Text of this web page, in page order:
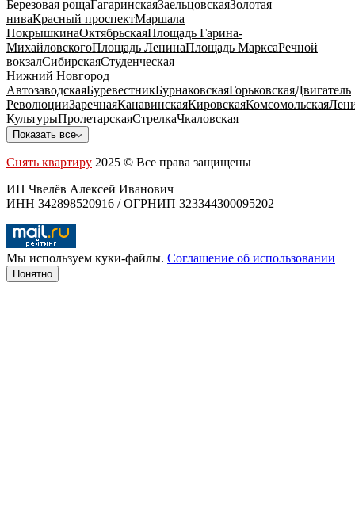
Березовая рощаГагаринскаяЗаельцовскаяЗолотая
ниваКрасный проспектМаршала
ПокрышкинаОктябрьскаяПлощадь Гарина-
МихайловскогоПлощадь ЛенинаПлощадь МарксаРечной
вокзалСибирскаяСтуденческая
Нижний Новгород
АвтозаводскаяБуревестникБурнаковскаяГорьковскаяДвигатель
РеволюцииЗаречнаяКанавинскаяКировскаяКомсомольская
КультурыПролетарскаяСтрелкаЧкаловская
Показать все
Снять квартиру 2025 © Все права защищены
ИП Чвелёв Алексей Иванович
ИНН 342898520916 / ОГРНИП 323344300095202
Мы используем куки-файлы. Соглашение об использовании
Понятно